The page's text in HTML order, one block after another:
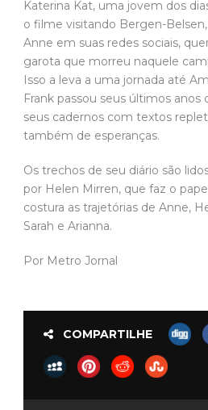
Katerina Kat, uma jovem dos
o filme visitando Bergen-
Anne em suas redes sociais,
garota que morreu naquele
Isso a leva a uma jornada até
Frank passou seus últimos anos
seus cadernos com textos
também de esperanças.
Os trechos de seu diário são
por Helen Mirren, que faz o
costura as trajetórias de Anne,
Sarah e Arianna.
Por Metro Jornal
COMPARTILHE